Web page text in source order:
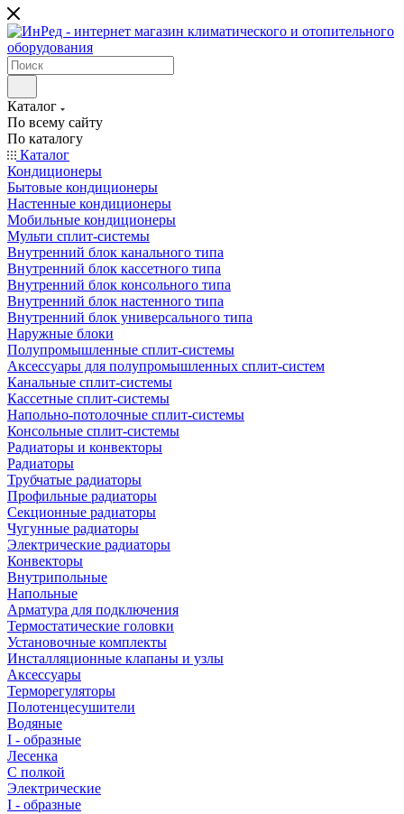
Каталог
По всему сайту
По каталогу
Каталог
Кондиционеры
Бытовые кондиционеры
Настенные кондиционеры
Мобильные кондиционеры
Мульти сплит-системы
Внутренний блок канального типа
Внутренний блок кассетного типа
Внутренний блок консольного типа
Внутренний блок настенного типа
Внутренний блок универсального типа
Наружные блоки
Полупромышленные сплит-системы
Аксессуары для полупромышленных сплит-систем
Канальные сплит-системы
Кассетные сплит-системы
Напольно-потолочные сплит-системы
Консольные сплит-системы
Радиаторы и конвекторы
Радиаторы
Трубчатые радиаторы
Профильные радиаторы
Секционные радиаторы
Чугунные радиаторы
Электрические радиаторы
Конвекторы
Внутрипольные
Напольные
Арматура для подключения
Термостатические головки
Установочные комплекты
Инсталляционные клапаны и узлы
Аксессуары
Терморегуляторы
Полотенцесушители
Водяные
I - образные
Лесенка
С полкой
Электрические
I - образные